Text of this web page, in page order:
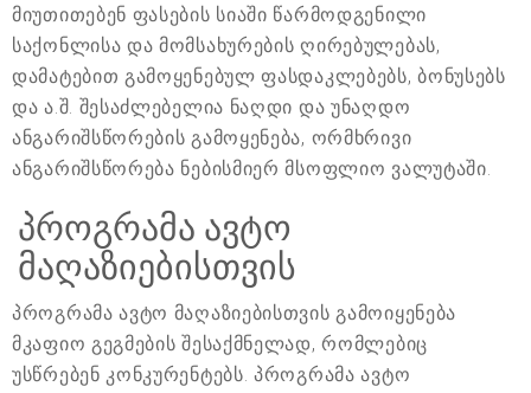
მიუთითებენ ფასების სიაში წარმოდგენილი
საქონლისა და მომსახურების ღირებულებას,
დამატებით გამოყენებულ ფასდაკლებებს, ბონუსებს
და ა.შ. შესაძლებელია ნაღდი და უნაღდო
ანგარიშსწორების გამოყენება, ორმხრივი
ანგარიშსწორება ნებისმიერ მსოფლიო ვალუტაში.
პროგრამა ავტო
მაღაზიებისთვის
პროგრამა ავტო მაღაზიებისთვის გამოიყენება
მკაფიო გეგმების შესაქმნელად, რომლებიც
უსწრებენ კონკურენტებს. პროგრამა ავტო